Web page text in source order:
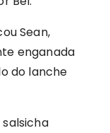
Sean,
enganada
do lanche